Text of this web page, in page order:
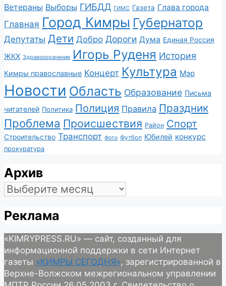
Ветераны Выборы ГИБДД ГИМС Газета Глава города
Главная Город Кимры Губернатор
Депутаты Дети Добро Дороги Дума Единая Россия
ЖКХ Здравоохранение Игорь Руденя История
Кимры православные Концерт Культура Мэр
Новости Область Образование Письма
читателей Политика Полиция Правила Праздник
Проблема Происшествия Район Спорт
Строительство Транспорт Фото Футбол Юбилей конкурс
прокуратура
Архив
Архив
Реклама
«KIMRYPRESS.RU» — сайт, созданный для
информационной поддержки в сети Интернет
газеты «КИМРЫ СЕГОДНЯ», зарегистрированной в
Верхне-Волжском межрегиональном управлении